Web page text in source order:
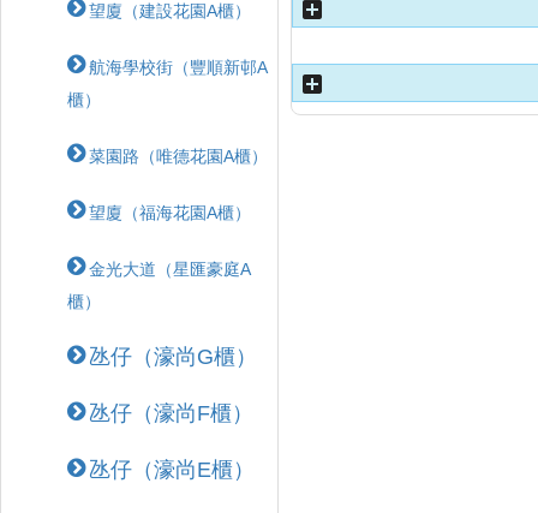
望廈（建設花園A櫃）
航海學校街（豐順新邨A
櫃）
菜園路（唯德花園A櫃）
望廈（福海花園A櫃）
金光大道（星匯豪庭A
櫃）
氹仔（濠尚G櫃）
氹仔（濠尚F櫃）
氹仔（濠尚E櫃）